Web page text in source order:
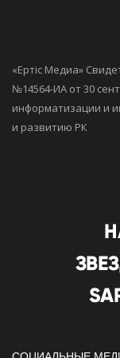
«Ертiс Медиа»
№14564-ИА от 30
информатизации и
и развитию РК